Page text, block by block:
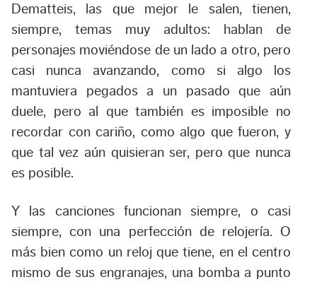
Dematteis, las que mejor le salen, tienen,
siempre, temas muy adultos: hablan de
personajes moviéndose de un lado a otro, pero
casi nunca avanzando, como si algo los
mantuviera pegados a un pasado que aún
duele, pero al que también es imposible no
recordar con cariño, como algo que fueron, y
que tal vez aún quisieran ser, pero que nunca
es posible.
Y las canciones funcionan siempre, o casi
siempre, con una perfección de relojería. O
más bien como un reloj que tiene, en el centro
mismo de sus engranajes, una bomba a punto